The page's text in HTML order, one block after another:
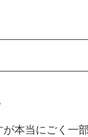
本当にごく一